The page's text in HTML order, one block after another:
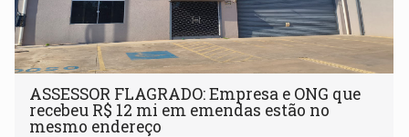
ASSESSOR FLAGRADO: Empresa e ONG que
recebeu R$ 12 mi em emendas estão no
mesmo endereço